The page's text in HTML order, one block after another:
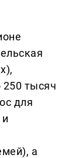
250 тысяч
для
а